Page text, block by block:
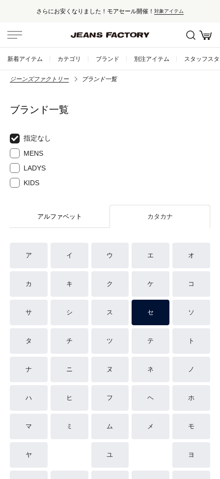
さらにお安くなりました！モアセール開催！ 対象アイテム
新着アイテム カテゴリ ブランド 別注アイテム スタッフス
ジーンズファクトリー ブランド一覧
ブランド一覧
指定なし
MENS
LADYS
KIDS
アルファベット カタカナ
ア イ ウ エ オ
カ キ ク ケ コ
サ シ ス セ ソ
タ チ ツ テ ト
ナ ニ ヌ ネ ノ
ハ ヒ フ ヘ ホ
マ ミ ム メ モ
ヤ ユ ヨ